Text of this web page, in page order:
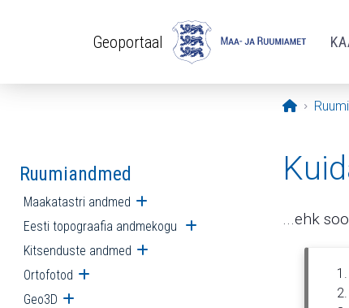
Geoportaal
Avaleht
Ruumiandmed
Maakatastri andmed Ava alammenüü
Eesti topograafia andmekogu Ava alammenüü
Kitsenduste andmed Ava alammenüü
Ortofotod Ava alammenüü
Geo3D Ava alammenüü
...ehk